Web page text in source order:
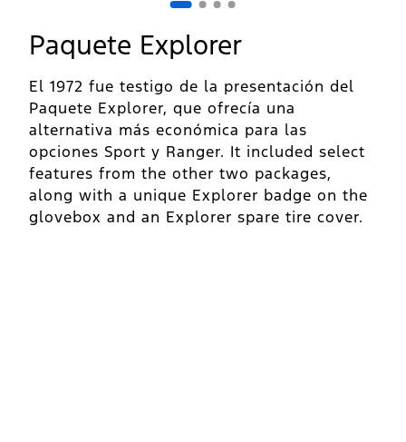
Paquete Explorer
El 1972 fue testigo de la presentación del
Paquete Explorer, que ofrecía una
alternativa más económica para las
opciones Sport y Ranger. It included select
features from the other two packages,
along with a unique Explorer badge on the
glovebox and an Explorer spare tire cover.